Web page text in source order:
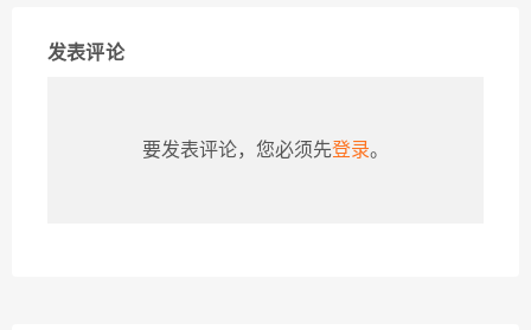
发表评论
要发表评论，您必须先登录。